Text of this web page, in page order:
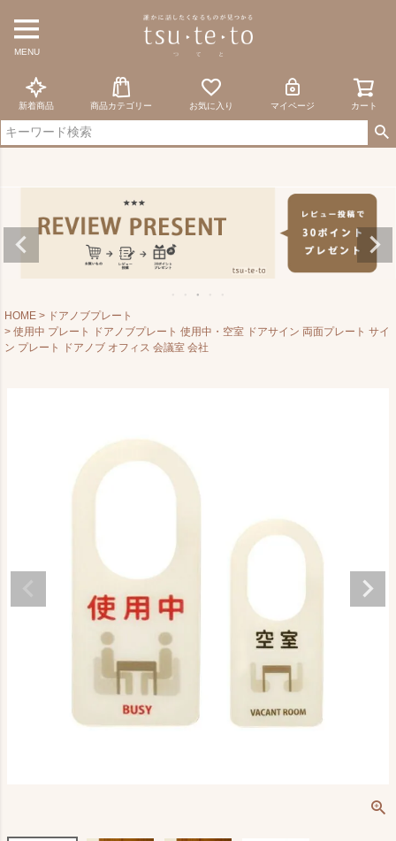
MENU
新着商品 商品カテゴリー お気に入り マイページ カート
HOME
ドアノブプレート
使用中 プレート ドアノブプレート 使用中・空室 ドアサイン 両面プレート サイ
ン プレート ドアノブ オフィス 会議室 会社